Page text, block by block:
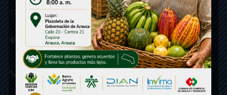
Contáctenos
Calle 20 - Carrera 21 Esquina
Código postal 810001
Linea de Servicio a la Ciudadania: 57- 6078851946
Linea Anticorrupción: 607885 3374